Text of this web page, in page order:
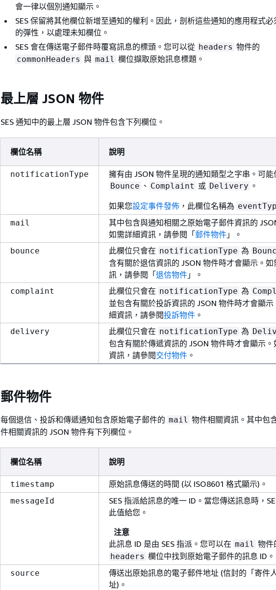
會一律以個別通知顯示。
SES 保留將其他欄位新增至通知的權利。因此，剖析這些通知的應用程式必
的彈性，以處理未知欄位。
SES 會在傳送電子郵件時覆寫訊息的標頭。您可以從 headers 物件的
commonHeaders 與 mail 欄位擷取原始訊息標題。
最上層 JSON 物件
SES 通知中的最上層 JSON 物件包含下列欄位。
欄位名稱 說明
notificationType 擁有由 JSON 物件呈現的通知類型之字串。可能
Bounce 、 Complaint 或 Delivery 。
如果您設定事件發佈 ，此欄位名稱為
mail
其中包含與通知相關之原始電子郵件資訊的
如需詳細資訊，請參閱「郵件物件 」。
bounce 此欄位只會在 notificationType 為
含有關於退信資訊的 JSON 物件時才會顯示。如
訊，請參閱「退信物件 」。
complaint 此欄位只會在 notificationType 為
並包含有關於投訴資訊的 JSON 物件時才會顯
細資訊，請參閱投訴物件 。
delivery 此欄位只會在 notificationType 為
包含有關於傳遞資訊的 JSON 物件時才會顯示。
資訊，請參閱交付物件 。
郵件物件
每個退信、投訴和傳遞通知包含原始電子郵件的 mail 物件相關資訊。其中包
件相關資訊的 JSON 物件有下列欄位。
欄位名稱 說明
timestamp 原始訊息傳送的時間 (以 ISO8601 格式顯示)。
messageId
SES 指派給訊息的唯一 ID。當您傳送訊息時，
此值給您。
注意
此訊息 ID 是由 SES 指派。您可以在 mail 物件
headers 欄位中找到原始電子郵件的訊息 ID。
source
傳送出原始訊息的電子郵件地址 (信封的「寄件
址)。